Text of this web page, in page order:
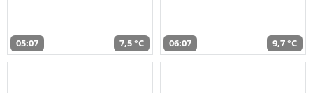
05:07 7,5 °C 06:07 9,7 °C